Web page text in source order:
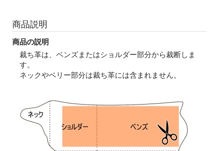
商品説明
商品の説明
裁ち革は、ベンズまたはショルダー部分から裁断しま
す。
ネックやベリー部分は裁ち革には含まれません。